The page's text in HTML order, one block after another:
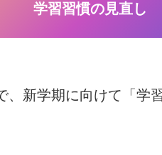
学習習慣の見直し
、新学期に向けて「学